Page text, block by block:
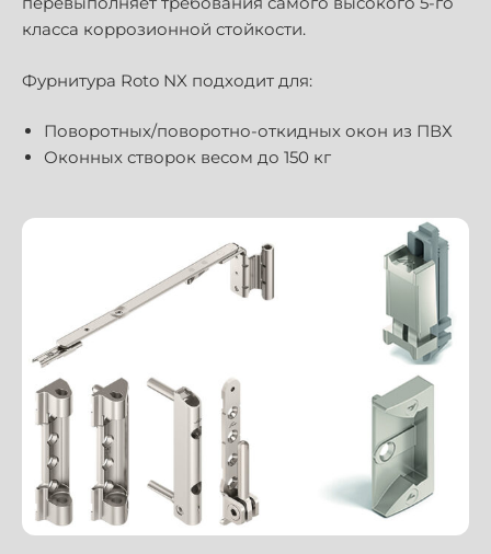
класса коррозионной стойкости.
Фурнитура Roto NX подходит для:
Поворотных/поворотно-откидных окон из ПВХ
Оконных створок весом до 150 кг